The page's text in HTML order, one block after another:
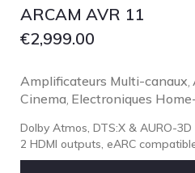
ARCAM AVR 11
€2,999.00
Amplificateurs Multi-canaux
Cinema Electroniques
Dolby Atmos, DTS:X & AURO-
2 HDMI outputs, eARC